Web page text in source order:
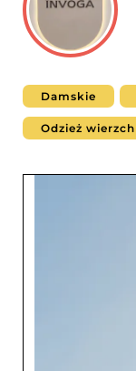
Damskie
Odzież